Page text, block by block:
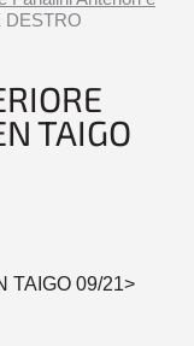
DESTRO
TAIGO
TAIGO 09/21>